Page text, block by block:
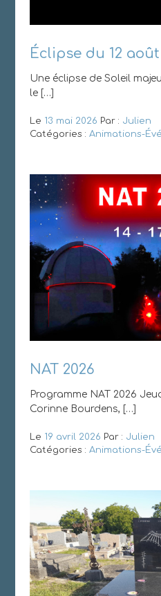
Éclipse du 12 août
Une éclipse de Soleil
le […]
Le 13 mai 2026 Par : Julien
Catégories : Animations-
NAT 2026
Programme NAT 2026
Corinne Bourdens, […]
Le 19 avril 2026 Par : Julien
Catégories : Animations-